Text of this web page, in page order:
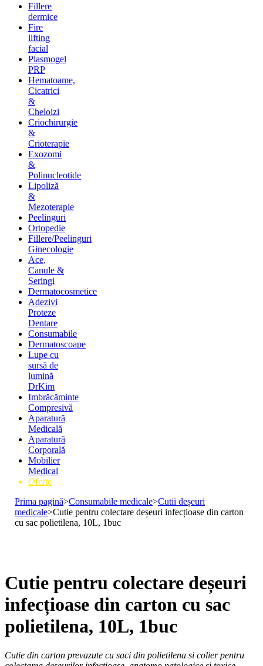
Fillere
dermice
Fire
lifting
facial
Plasmogel
PRP
Hematoame,
Cicatrici
&
Cheloizi
Criochirurgie
&
Crioterapie
Exozomi
&
Polinucleotide
Lipoliză
&
Mezoterapie
Peelinguri
Ortopedie
Fillere/Peelinguri
Ginecologie
Ace,
Canule &
Seringi
Dermatocosmetice
Adezivi
Proteze
Dentare
Consumabile
Dermatoscoape
Lupe cu
sursă de
lumină
DrKim
Imbrăcăminte
Compresivă
Aparatură
Medicală
Aparatură
Corporală
Mobilier
Medical
Oferte
Prima pagină>Consumabile medicale>Cutii deșeuri
medicale>Cutie pentru colectare deșeuri infecțioase din carton
cu sac polietilena, 10L, 1buc
Cutie pentru colectare deșeuri
infecțioase din carton cu sac
polietilena, 10L, 1buc
Cutie din carton prevazute cu saci din polietilena si colier pentru